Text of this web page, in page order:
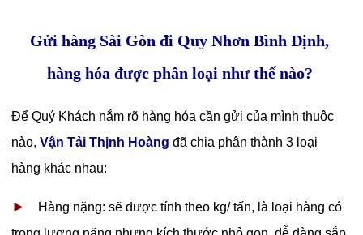
Gửi hàng Sài Gòn đi Quy Nhơn Bình Định,
hàng hóa được phân loại như thế nào?
Để Quý Khách nắm rõ hàng hóa cần gửi của mình thuộc
nào,Vận Tải Thịnh Hoàng đã chia phân thành 3 loại
hàng khác nhau:
►
Hàng nặng: sẽ được tính theo kg/ tấn, là loại hàng có